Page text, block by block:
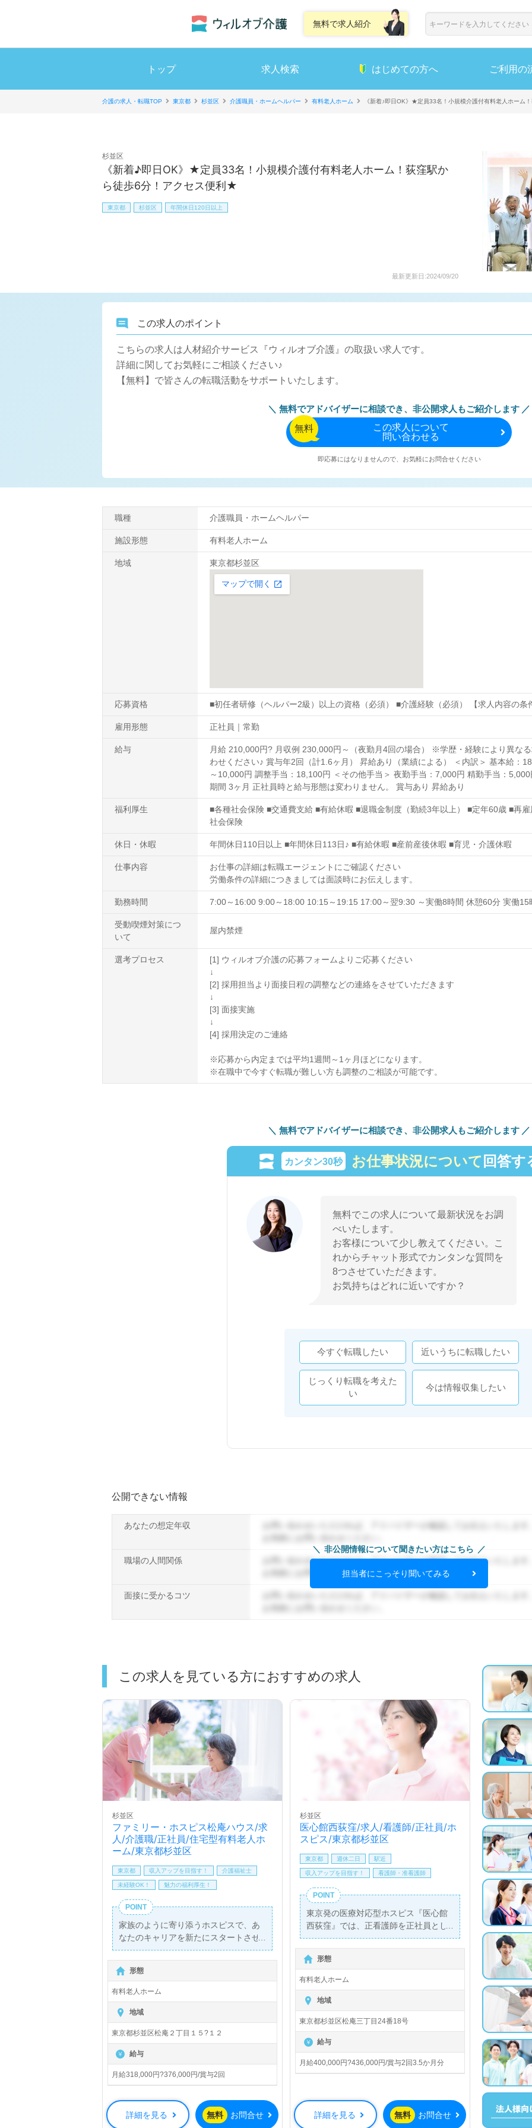
無料で求人紹介
トップ 求人検索 はじめての方へ ご利用の
介護の求人・転職TOP 東京都 杉並区 介護職員・ホームヘルパー 有料老人ホーム 《新着♪即日OK》★定員33名！小規模介護付有料老人ホーム
《新着♪即日OK》★定員33名！小規模介護付有料老人ホーム！荻窪駅か
ら徒歩6分！アクセス便利★
杉並区
東京都 杉並区 年間休日120日以上
最新更新日:2024/09/20
この求人のポイント
こちらの求人は人材紹介サービス『ウィルオブ介護』の取扱い求人です。
詳細に関してお気軽にご相談ください♪
【無料】で皆さんの転職活動をサポートいたします。
無料でアドバイザーに相談でき、 非公開求人もご紹介します
無料
この求人について
問い合わせる
即応募にはなりませんので、お気軽にお問合せください
職種 介護職員・ホームヘルパー
施設形態 有料老人ホーム
地域 東京都杉並区
応募資格 ■初任者研修（ヘルパー2級）以上の資格（必須） ■介護経験（必須） 【求人内容の条
雇用形態 正社員｜常勤
給与
月給 210,000円? 月収例 230,000円～（夜勤月4回の場合） ※学歴・経験により異な
わせください♪ 賞与年2回（計1.6ヶ月） 昇給あり（業績による） ＜内訳＞ 基本給：
～10,000円 調整手当：18,100円 ＜その他手当＞ 夜勤手当：7,000円 精勤手当：
期間 3ヶ月 正社員時と給与形態は変わりません。 賞与あり 昇給あり
福利厚生
■各種社会保険 ■交通費支給 ■有給休暇 ■退職金制度（勤続3年以上） ■定年60歳 ■再
社会保険
休日・休暇 年間休日110日以上 ■年間休日113日♪ ■有給休暇 ■産前産後休暇 ■育児・介護休暇
仕事内容
お仕事の詳細は転職エージェントにご確認ください
労働条件の詳細につきましては面談時にお伝えします。
勤務時間 7:00～16:00 9:00～18:00 10:15～19:15 17:00～翌9:30 ～実働8時間 休憩60分 実働15
受動喫煙対策につ
いて
屋内禁煙
選考プロセス
[1] ウィルオブ介護の応募フォームよりご応募ください
↓
[2] 採用担当より面接日程の調整などの連絡をさせていただきます
↓
[3] 面接実施
↓
[4] 採用決定のご連絡
※応募から内定までは平均1週間～1ヶ月ほどになります。
※在職中で今すぐ転職が難しい方も調整のご相談が可能です。
無料でアドバイザーに相談でき、 非公開求人もご紹介します
カンタン30秒 お仕事状況について 回答す
無料でこの求人について最新状況をお調
べいたします。
お客様について少し教えてください。こ
れからチャット形式でカンタンな質問を
8つさせていただきます。
お気持ちはどれに近いですか？
今すぐ転職したい 近いうちに転職したい
じっくり転職を考えた
い
今は情報収集したい
公開できない情報
あなたの想定年収
職場の人間関係
お問い合わせいただければ、アドバイザーが確認してお伝えいたします
お気軽にお問い合わせください。
面接に受かるコツ
非公開情報について聞きたい方はこちら
担当者にこっそり聞いてみる
この求人を見ている方におすすめの求人
ファミリー・ホスピス松庵ハウス/求
人/介護職/正社員/住宅型有料老人ホ
ーム/東京都杉並区
杉並区
東京都 収入アップを目指す！ 介護福祉士
未経験OK！ 魅力の福利厚生！
POINT
家族のように寄り添うホスピスで、あ
なたのキャリアを新たにスタートさせ
ませんか？日本ホスピスホールディン
グスグループが運営する『ファミリ
ー・ホスピス松庵ハウス』では、介護
職の正社員を募集しています。月給
318,000円?376,000円に加え、年2回の
賞与があり、安定した収入を得ること
ができます。西荻窪駅から徒歩14分と
いうアクセスの良さも魅力です。
特に末期がんや難病の患者様に特化し
た医療対応型ホスピスです。あなた
は、ご利用者様とそのご家族の隣に寄
り添い、チーム医療を通じて「かけが
えのないいのち」に貢献します。ホス
形態
有料老人ホーム
地域
東京都杉並区松庵２丁目１５?１２
給与
月給318,000円?376,000円/賞与2回
詳細を見る 無料 お問合せ
医心館西荻窪/求人/看護師/正社員/ホ
スピス/東京都杉並区
杉並区
東京都 週休二日 駅近
収入アップを目指す！ 看護師・准看護師
POINT
東京発の医療対応型ホスピス『医心館
西荻窪』では、正看護師を正社員とし
て募集しています。月給は400,000円
から436,000円、賞与は年2回支給され
るため、安定した収入を得ることが可
能です。西荻窪駅から徒歩5分という便
利な立地で、入居定員46名の全室個室
の環境を提供し、患者様一人ひとりに
寄り添った看護を実践しています。
当施設は、がんや特定疾患などの医療
り、看護師としての経験を活かしなが
ら、心温まるケアを行うことができま
歓迎で、大学病院や急性期病院でのチ
ーム医療経験、終末期や緩和ケアの経
験がある方々のスキルをお待ちしてお
形態
有料老人ホーム
地域
東京都杉並区松庵三丁目24番18号
給与
月給400,000円?436,000円/賞与2回3.5か月分
詳細を見る 無料 お問合せ